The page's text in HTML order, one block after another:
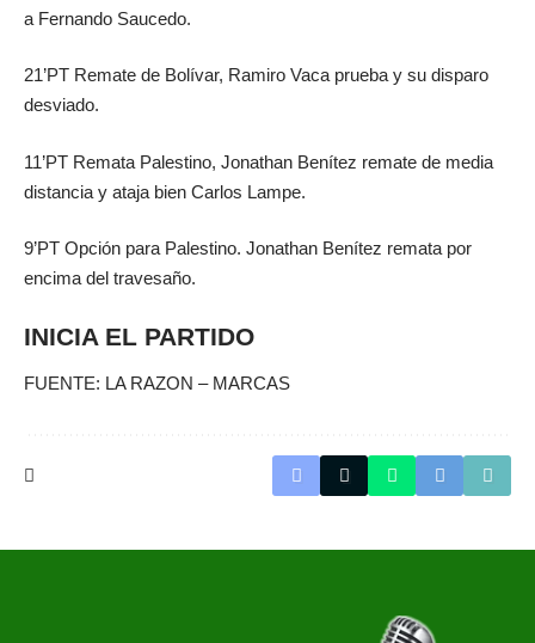
a Fernando Saucedo.
21’PT Remate de Bolívar, Ramiro Vaca prueba y su disparo
desviado.
11’PT Remata Palestino, Jonathan Benítez remate de media
distancia y ataja bien Carlos Lampe.
9’PT Opción para Palestino. Jonathan Benítez remata por
encima del travesaño.
INICIA EL PARTIDO
FUENTE: LA RAZON – MARCAS